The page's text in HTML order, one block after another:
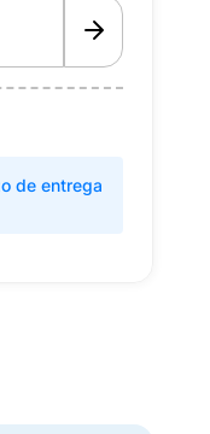
de entrega